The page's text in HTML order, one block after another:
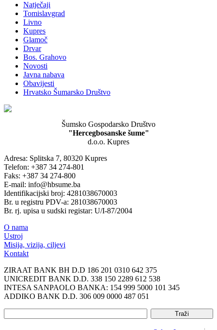
Natječaji
Tomislavgrad
Livno
Kupres
Glamoč
Drvar
Bos. Grahovo
Novosti
Javna nabava
Obavijesti
Hrvatsko Šumarsko Društvo
Šumsko Gospodarsko Društvo
"Hercegbosanske šume"
d.o.o. Kupres
Adresa: Splitska 7, 80320 Kupres
Telefon: +387 34 274-801
Faks: +387 34 274-800
E-mail: info@hbsume.ba
Identifikacijski broj: 4281038670003
Br. u registru PDV-a: 281038670003
Br. rj. upisa u sudski registar: U/I-87/2004
O nama
Ustroj
Misija, vizija, ciljevi
Kontakt
ZIRAAT BANK BH D.D 186 201 0310 642 375
UNICREDIT BANK D.D. 338 150 2289 612 538
INTESA SANPAOLO BANKA: 154 999 5000 101 345
ADDIKO BANK D.D. 306 009 0000 487 051